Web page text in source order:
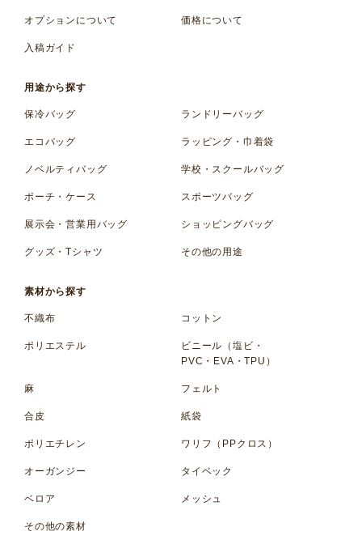
オプションについて 価格について
入稿ガイド
用途から探す
保冷バッグ ランドリーバッグ
エコバッグ ラッピング・巾着袋
ノベルティバッグ 学校・スクールバッグ
ポーチ・ケース スポーツバッグ
展示会・営業用バッグ ショッピングバッグ
グッズ・Tシャツ その他の用途
素材から探す
不織布 コットン
ポリエステル
ビニール（塩ビ・
PVC・EVA・TPU）
麻 フェルト
合皮 紙袋
ポリエチレン ワリフ（PPクロス）
オーガンジー タイベック
ベロア メッシュ
その他の素材